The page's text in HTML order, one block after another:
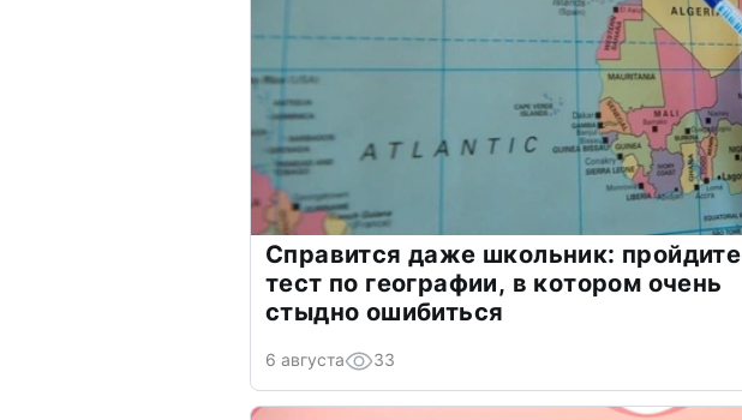
Справится даже школьник: пройдите
тест по географии, в котором очень
стыдно ошибиться
6 августа 33